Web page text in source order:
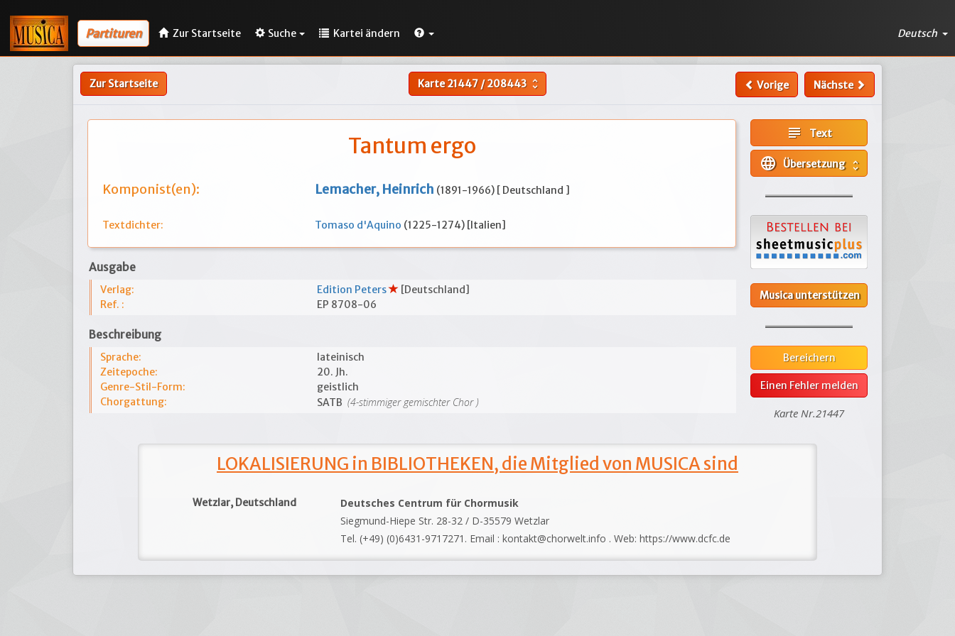
Partituren Zur Startseite Suche Kartei ändern Deutsch
Zur Startseite Karte21447/208443 unfold_more Vorige Nächste
Tantum ergo
Komponist(en): Lemacher, Heinrich (1891-1966) [ Deutschland ]
Textdichter: Tomaso d'Aquino (1225-1274) [Italien]
Ausgabe
Verlag: Edition Peters
[Deutschland]
Ref. :
EP 8708-06
Beschreibung
Sprache:
lateinisch
Zeitepoche:
20. Jh.
Genre-Stil-Form:
geistlich
Chorgattung:
SATB (4-stimmiger gemischter Chor )
subject Text
language unfold_more
Musica unterstützen
Bereichern
Einen Fehler melden
Karte Nr.21447
LOKALISIERUNG in BIBLIOTHEKEN, die Mitglied von MUSICA sind
Wetzlar, Deutschland
Deutsches Centrum für Chormusik
Siegmund-Hiepe Str. 28-32 / D-35579 Wetzlar
Tel. (+49) (0)6431-9717271. Email : kontakt@chorwelt.info . Web: https://www.dcfc.de